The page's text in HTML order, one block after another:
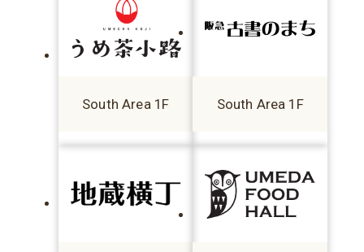
South Area 1F South Area 1F